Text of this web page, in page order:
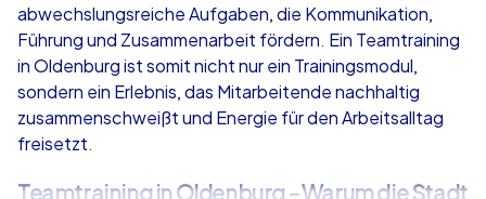
Oldenburg
1,5-3,0 h
Oldenburg
abwechslungsreiche Aufgaben, die Kommunikation,
Führung und Zusammenarbeit fördern. Ein Teamtraining
in Oldenburg ist somit nicht nur ein Trainingsmodul,
sondern ein Erlebnis, das Mitarbeitende nachhaltig
zusammenschweißt und Energie für den Arbeitsalltag
freisetzt.
Teamtraining in Oldenburg – Warum die Stadt